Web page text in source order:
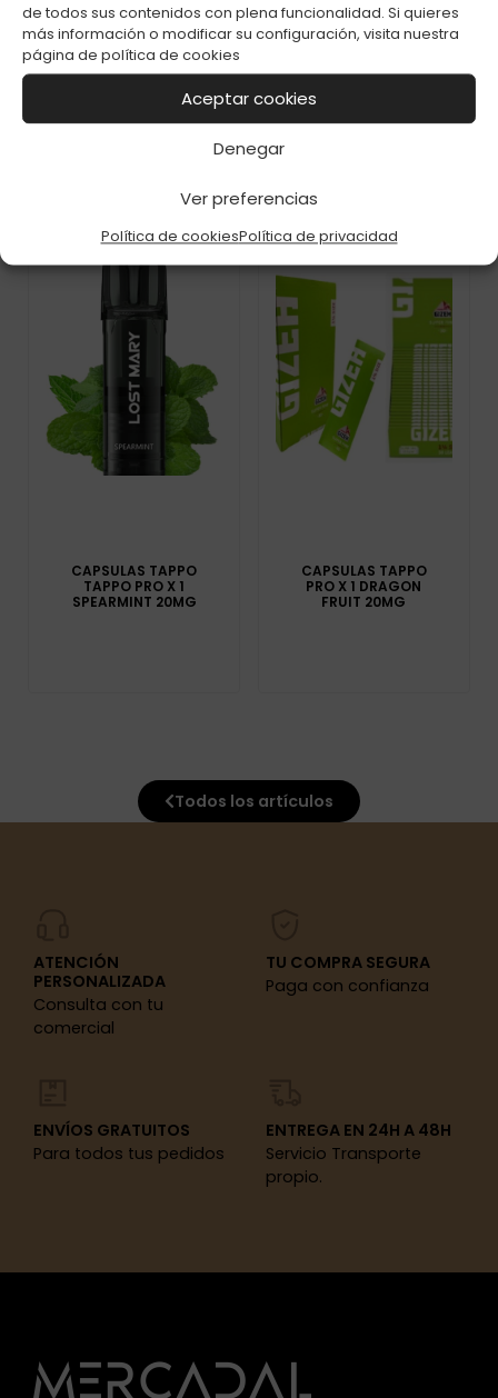
de todos sus contenidos con plena funcionalidad. Si quieres
más información o modificar su configuración, visita nuestra
página de política de cookies
Aceptar cookies
Denegar
Ver preferencias
Política de cookiesPolítica de privacidad
CAPSULAS TAPPO
VAPEAME 2%
CAPSULAS TAPPO
TAPPO PRO X 1
SPEARMINT 20MG
CAPSULAS TAPPO
PRO X 1 DRAGON
FRUIT 20MG
Todos los artículos
ATENCIÓN
PERSONALIZADA
Consulta con tu
comercial
TU COMPRA SEGURA
Paga con confianza
ENVÍOS GRATUITOS
Para todos tus pedidos
ENTREGA EN 24H A 48H
Servicio Transporte
propio.